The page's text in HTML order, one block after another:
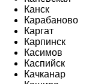
Канск
Карабаново
Каргат
Карпинск
Касимов
Каспийск
Качканар